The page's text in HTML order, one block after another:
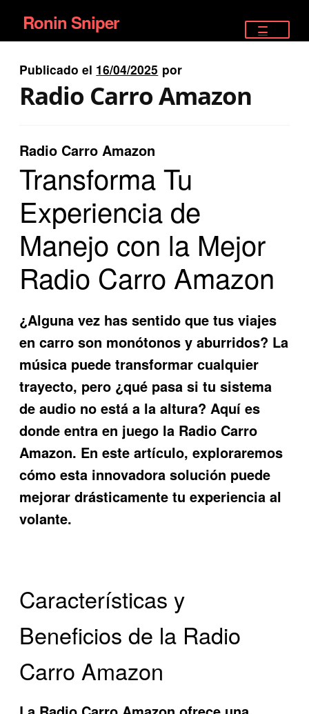
Ir
a
la
navegación
Ir
al
contenido
Ronin Sniper
EQUIPAMIENTO ÉLITE
RIFLES DEPORTIVOS
SATELITALES
Publicado el 16/04/2025 por
Radio Carro Amazon
Radio Carro Amazon
Transforma Tu
Experiencia de
Manejo con la Mejor
Radio Carro Amazon
¿Alguna vez has sentido que tus viajes
en carro son monótonos y aburridos? La
música puede transformar cualquier
trayecto, pero ¿qué pasa si tu sistema
de audio no está a la altura? Aquí es
donde entra en juego la Radio Carro
Amazon. En este artículo, exploraremos
cómo esta innovadora solución puede
mejorar drásticamente tu experiencia al
volante.
Características y
Beneficios de la Radio
Carro Amazon